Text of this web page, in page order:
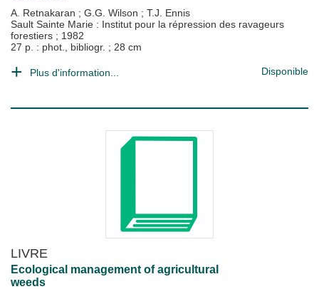
A. Retnakaran ; G.G. Wilson ; T.J. Ennis
Sault Sainte Marie : Institut pour la répression des ravageurs
forestiers ; 1982
27 p. : phot., bibliogr. ; 28 cm
Plus d'information... Disponible
LIVRE
Ecological management of agricultural
weeds